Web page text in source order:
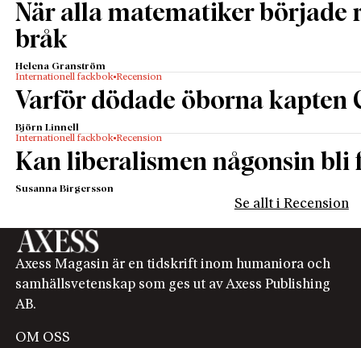
När alla matematiker började
bråk
Helena Granström
Internationell fackbok Recension
Varför dödade öborna kapten
Björn Linnell
Internationell fackbok Recension
Kan liberalismen någonsin bli
Susanna Birgersson
Se allt i Recension
Axess Magasin är en tidskrift inom humaniora och
samhällsvetenskap som ges ut av Axess Publishing
AB.
OM OSS